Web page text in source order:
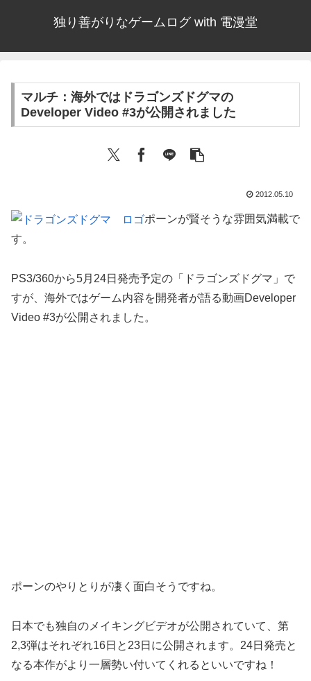
独り善がりなゲームログ with 電漫堂
マルチ：海外ではドラゴンズドグマの
Developer Video #3が公開されました
2012.05.10
ポーンが賢そうな雰囲気満載で
す。
PS3/360から5月24日発売予定の「ドラゴンズドグマ」で
すが、海外ではゲーム内容を開発者が語る動画Developer
Video #3が公開されました。
ポーンのやりとりが凄く面白そうですね。
日本でも独自のメイキングビデオが公開されていて、第
2,3弾はそれぞれ16日と23日に公開されます。24日発売と
なる本作がより一層勢い付いてくれるといいですね！